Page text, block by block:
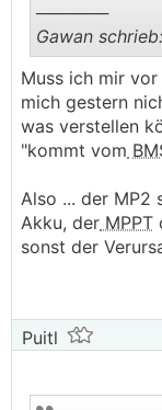
Ja, das ist
Das geht aber
eigene Bruder
läuft. Ich
Know-How
dass ihm was
mittelfristig
offensichtlich
CVL zwischen
──────
Gawan schrieb:
──────
Fani schrieb:
Du kannst in
Networked
sich hält
neu angehen,
Installation
Muss ich mir
mich gestern
was verstellen
"kommt vom
Also ... der MP2
Akku, der MPPT
sonst der
Puitl